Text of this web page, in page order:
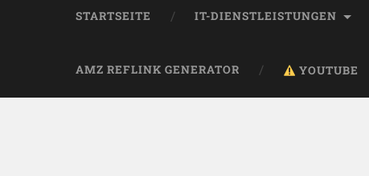
STARTSEITE IT-DIENSTLEISTUNGEN
AMZ REFLINK GENERATOR YOUTUBE